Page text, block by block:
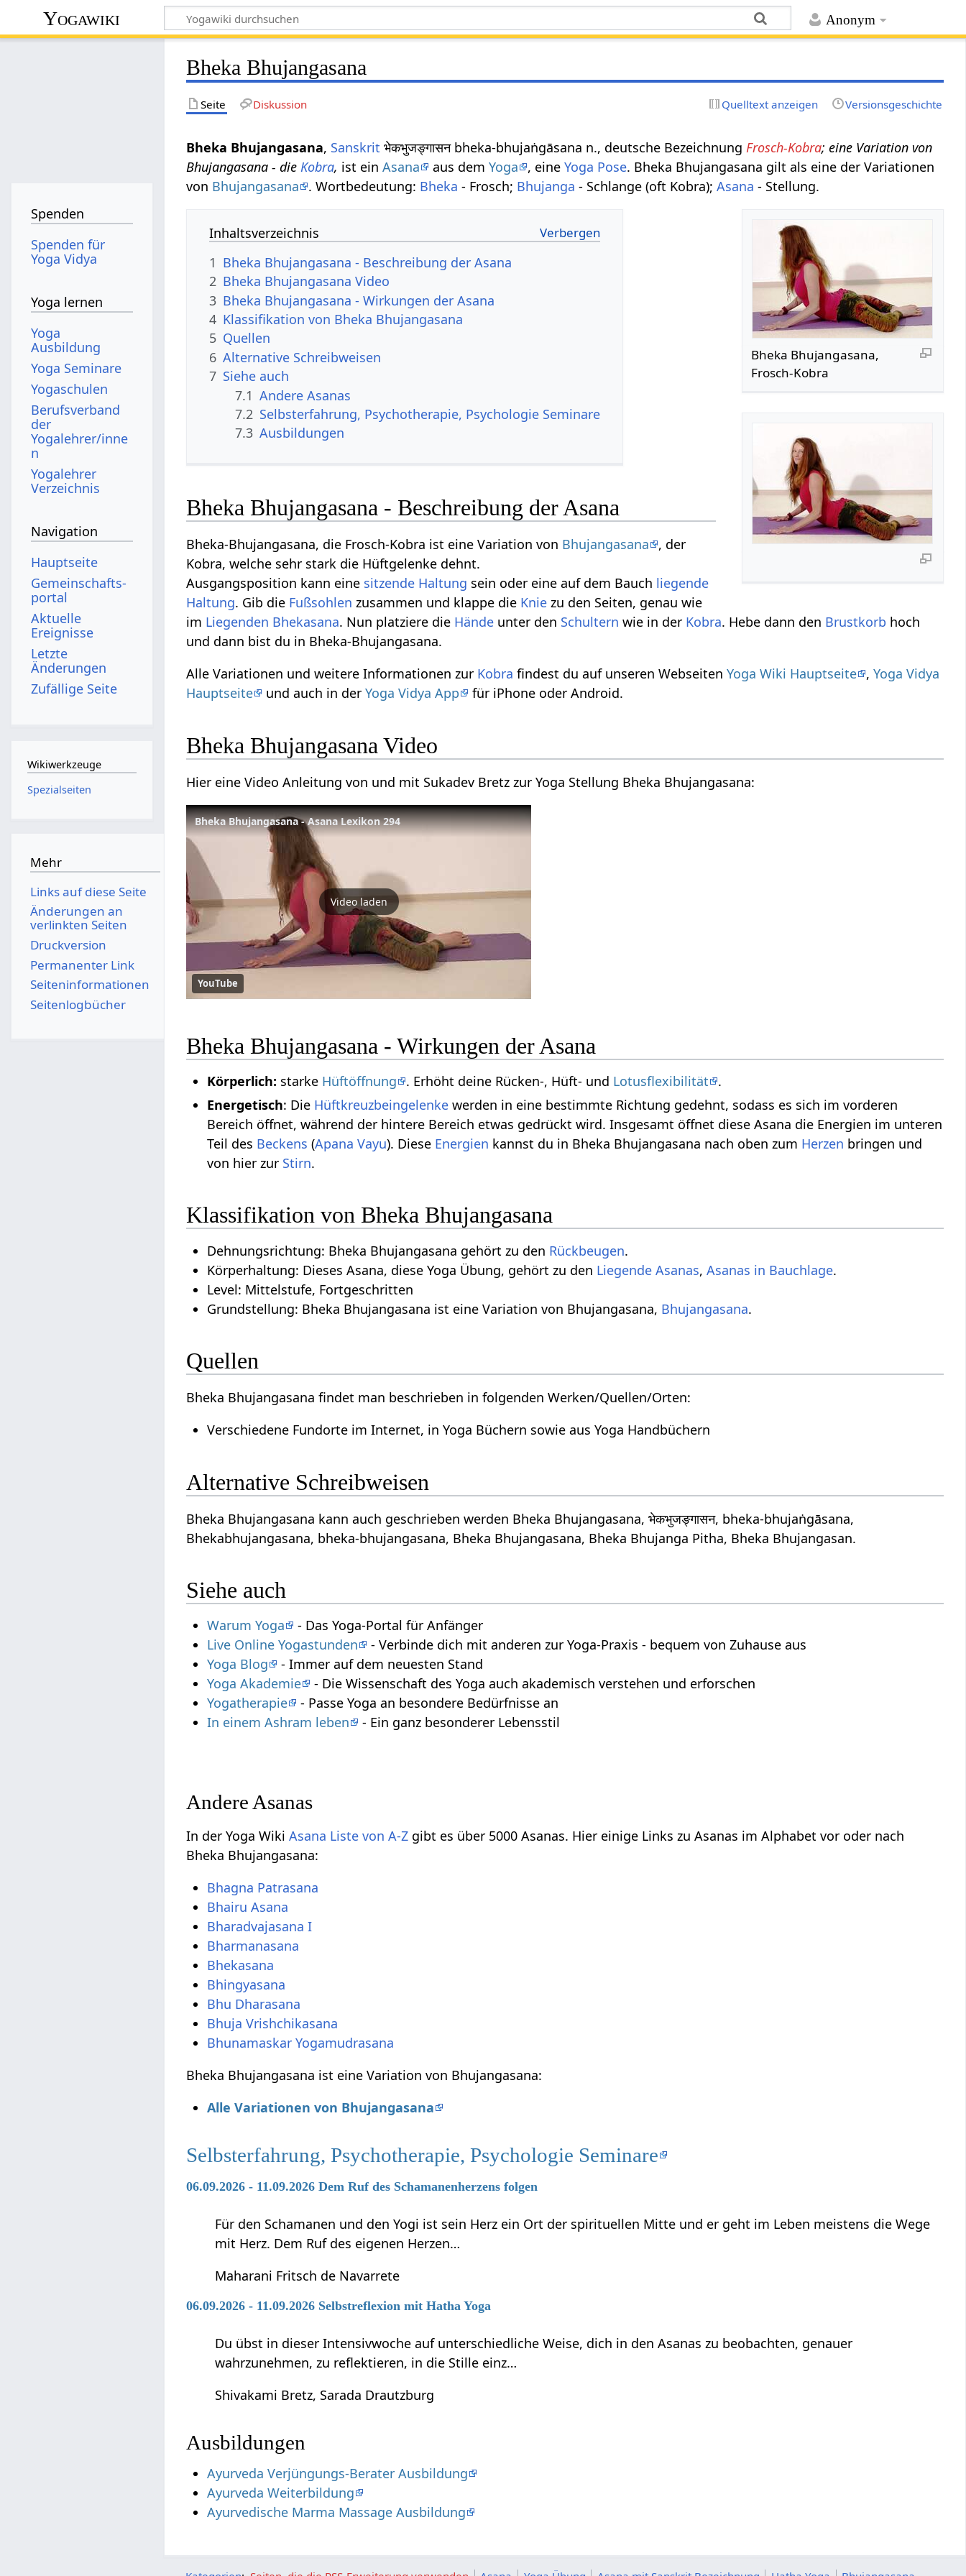
Anonym
Yogawiki
Bheka Bhujangasana
Seite Diskussion Quelltext anzeigen Versionsgeschichte
Bheka Bhujangasana, Sanskrit भेकभुजङ्गासन bheka-bhujaṅgāsana n., deutsche Bezeichnung Frosch-Kobra; eine Variation von
Bhujangasana - die Kobra, ist einAsana aus demYoga , eineYoga Pose. Bheka Bhujangasana gilt als eine der Variationen
von Bhujangasana . Wortbedeutung: Bheka - Frosch; Bhujanga - Schlange (oft Kobra);Asana - Stellung.
Bheka Bhujangasana,
Frosch-Kobra
Inhaltsverzeichnis
1 Bheka Bhujangasana - Beschreibung der Asana
2 Bheka Bhujangasana Video
3 Bheka Bhujangasana - Wirkungen der Asana
4 Klassifikation von Bheka Bhujangasana
5 Quellen
6 Alternative Schreibweisen
7 Siehe auch
7.1 Andere Asanas
7.2 Selbsterfahrung, Psychotherapie, Psychologie Seminare
7.3 Ausbildungen
Bheka Bhujangasana - Beschreibung der Asana
Bheka-Bhujangasana, die Frosch-Kobra ist eine Variation von Bhujangasana
, der
Kobra, welche sehr stark die Hüftgelenke dehnt.
Ausgangsposition kann eine sitzende Haltung sein oder eine auf dem Bauch liegende
Haltung. Gib die Fußsohlen zusammen und klappe die Knie zu den Seiten, genau wie
im Liegenden Bhekasana. Nun platziere die Hände unter den Schultern wie in der Kobra. Hebe dann den Brustkorb hoch
und dann bist du in Bheka-Bhujangasana.
Alle Variationen und weitere Informationen zur Kobra findest du auf unseren WebseitenYoga Wiki Hauptseite ,Yoga Vidya
Hauptseite
und auch in derYoga Vidya App für iPhone oder Android.
Bheka Bhujangasana Video
Hier eine Video Anleitung von und mit Sukadev Bretz zur Yoga Stellung Bheka Bhujangasana:
Bheka Bhujangasana - Asana Lexikon 294
Video laden
YouTube
Bheka Bhujangasana - Wirkungen der Asana
Körperlich: starke Hüftöffnung . Erhöht deine Rücken-, Hüft- und Lotusflexibilität
.
Energetisch: Die Hüftkreuzbeingelenke werden in eine bestimmte Richtung gedehnt, sodass es sich im vorderen
Bereich öffnet, während der hintere Bereich etwas gedrückt wird. Insgesamt öffnet diese Asana die Energien im unteren
Teil des Beckens (Apana Vayu). Diese Energien kannst du in Bheka Bhujangasana nach oben zum Herzen bringen und
von hier zur Stirn.
Klassifikation von Bheka Bhujangasana
Dehnungsrichtung: Bheka Bhujangasana gehört zu den Rückbeugen.
Körperhaltung: Dieses Asana, diese Yoga Übung, gehört zu den Liegende Asanas,Asanas in Bauchlage.
Level: Mittelstufe, Fortgeschritten
Grundstellung: Bheka Bhujangasana ist eine Variation von Bhujangasana, Bhujangasana.
Quellen
Bheka Bhujangasana findet man beschrieben in folgenden Werken/Quellen/Orten:
Verschiedene Fundorte im Internet, in Yoga Büchern sowie aus Yoga Handbüchern
Alternative Schreibweisen
Bheka Bhujangasana kann auch geschrieben werden Bheka Bhujangasana, भेकभुजङ्गासन, bheka-bhujaṅgāsana,
Bhekabhujangasana, bheka-bhujangasana, Bheka Bhujangasana, Bheka Bhujanga Pitha, Bheka Bhujangasan.
Siehe auch
Warum Yoga
- Das Yoga-Portal für Anfänger
Live Online Yogastunden
- Verbinde dich mit anderen zur Yoga-Praxis - bequem von Zuhause aus
Yoga Blog
- Immer auf dem neuesten Stand
Yoga Akademie
- Die Wissenschaft des Yoga auch akademisch verstehen und erforschen
Yogatherapie
- Passe Yoga an besondere Bedürfnisse an
In einem Ashram leben
- Ein ganz besonderer Lebensstil
Andere Asanas
In der Yoga WikiAsana Liste von A-Z gibt es über 5000 Asanas. Hier einige Links zu Asanas im Alphabet vor oder nach
Bheka Bhujangasana:
Bhagna Patrasana
Bhairu Asana
Bharadvajasana I
Bharmanasana
Bhekasana
Bhingyasana
Bhu Dharasana
Bhuja Vrishchikasana
Bhunamaskar Yogamudrasana
Bheka Bhujangasana ist eine Variation von Bhujangasana:
Alle Variationen von Bhujangasana
Selbsterfahrung, Psychotherapie, Psychologie Seminare
06.09.2026 - 11.09.2026 Dem Ruf des Schamanenherzens folgen
Für den Schamanen und den Yogi ist sein Herz ein Ort der spirituellen Mitte und er geht im Leben meistens die Wege
mit Herz. Dem Ruf des eigenen Herzen…
Maharani Fritsch de Navarrete
06.09.2026 - 11.09.2026 Selbstreflexion mit Hatha Yoga
Du übst in dieser Intensivwoche auf unterschiedliche Weise, dich in den Asanas zu beobachten, genauer
wahrzunehmen, zu reflektieren, in die Stille einz…
Shivakami Bretz, Sarada Drautzburg
Ausbildungen
Ayurveda Verjüngungs-Berater Ausbildung
Ayurveda Weiterbildung
Ayurvedische Marma Massage Ausbildung
Spenden
Spenden für
Yoga Vidya
Yoga lernen
Yoga
Ausbildung
Yoga Seminare
Yogaschulen
Berufsverband
der
Yogalehrer/inne
n
Yogalehrer
Verzeichnis
Navigation
Hauptseite
Gemeinschafts­
portal
Aktuelle
Ereignisse
Letzte
Änderungen
Zufällige Seite
Wikiwerkzeuge
Spezialseiten
Mehr
Links auf diese Seite
Änderungen an
verlinkten Seiten
Druckversion
Permanenter Link
Seiten­­informationen
Seitenlogbücher